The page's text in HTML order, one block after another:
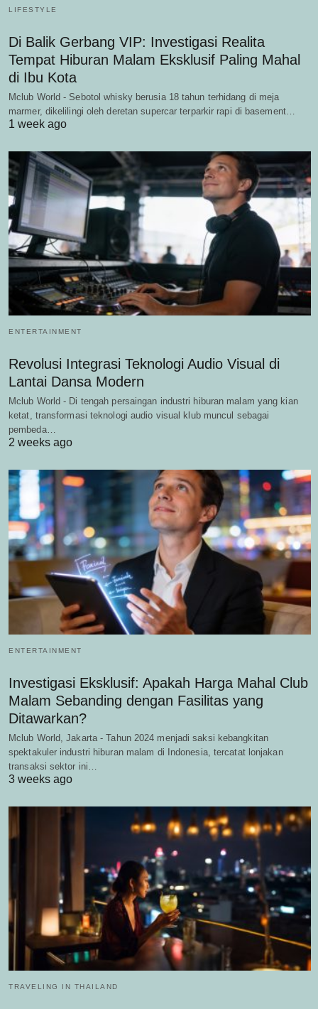
LIFESTYLE
Di Balik Gerbang VIP: Investigasi Realita
Tempat Hiburan Malam Eksklusif Paling Mahal
di Ibu Kota
Mclub World - Sebotol whisky berusia 18 tahun terhidang di meja
marmer, dikelilingi oleh deretan supercar terparkir rapi di basement…
1 week ago
ENTERTAINMENT
Revolusi Integrasi Teknologi Audio Visual di
Lantai Dansa Modern
Mclub World - Di tengah persaingan industri hiburan malam yang kian
ketat, transformasi teknologi audio visual klub muncul sebagai
pembeda…
2 weeks ago
ENTERTAINMENT
Investigasi Eksklusif: Apakah Harga Mahal Club
Malam Sebanding dengan Fasilitas yang
Ditawarkan?
Mclub World, Jakarta - Tahun 2024 menjadi saksi kebangkitan
spektakuler industri hiburan malam di Indonesia, tercatat lonjakan
transaksi sektor ini…
3 weeks ago
TRAVELING IN THAILAND